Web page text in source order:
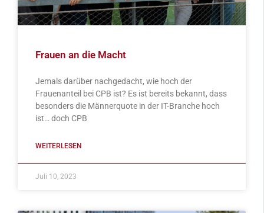
Frauen an die Macht
Jemals darüber nachgedacht, wie hoch der
Frauenanteil bei CPB ist? Es ist bereits bekannt, dass
besonders die Männerquote in der IT-Branche hoch
ist… doch CPB
WEITERLESEN
Juli 10, 2023